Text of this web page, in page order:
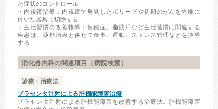
た症状のコントロール
・内視鏡治療：内視鏡で発見したポリープや初期のがんを先端に
付いた器具で切除する
・生活習慣の改善指導：便秘症、脂肪肝など生活習慣に関連する
疾患は、薬剤治療と併せて食事、運動、ストレス管理などを指導
する
消化器内科の関連項目（病院検索）
診療・治療法
プラセンタ注射による肝機能障害治療
プラセンタ注射による肝機能障害を改善する治療法。肝機能障害